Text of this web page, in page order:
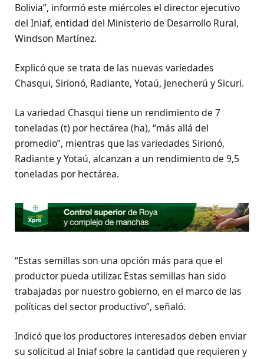
Bolivia”, informó este miércoles el director ejecutivo
del Iniaf, entidad del Ministerio de Desarrollo Rural,
Windson Martínez.
Explicó que se trata de las nuevas variedades
Chasqui, Sirionó, Radiante, Yotaú, Jenecherú y Sicuri.
La variedad Chasqui tiene un rendimiento de 7
toneladas (t) por hectárea (ha), “más allá del
promedio”, mientras que las variedades Sirionó,
Radiante y Yotaú, alcanzan a un rendimiento de 9,5
toneladas por hectárea.
“Estas semillas son una opción más para que el
productor pueda utilizar. Estas semillas han sido
trabajadas por nuestro gobierno, en el marco de las
políticas del sector productivo”, señaló.
Indicó que los productores interesados deben enviar
su solicitud al Iniaf sobre la cantidad que requieren y